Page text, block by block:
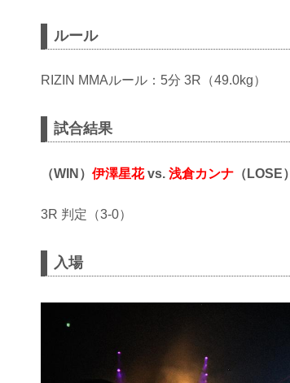
ルール
RIZIN MMAルール：5分 3R（49.0kg）
試合結果
（WIN） 伊澤星花vs. 浅倉カンナ （LOSE）
3R 判定（3-0）
入場